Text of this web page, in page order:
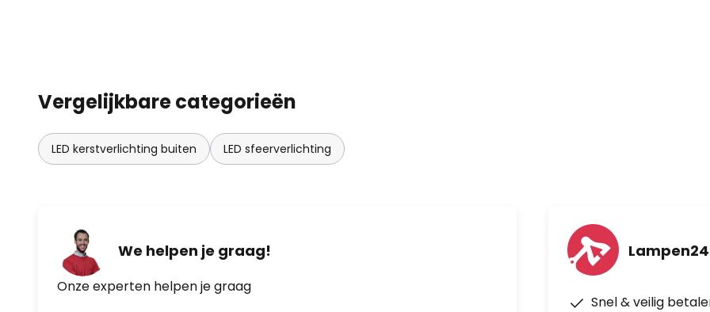
Vergelijkbare categorieën
LED kerstverlichting buiten LED sfeerverlichting
We helpen je graag!
Onze experten helpen je graag
Snel & veilig